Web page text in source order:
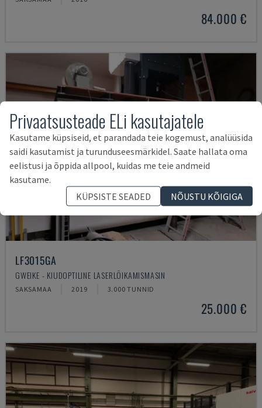
84.000 €
LF3015GA
GWEIKE - KIUDOPTILINE LASERLÕIKAMISMASIN
SAKSAMAA 2019 3.000 TUNNID
25.000 €
Privaatsusteade ELi kasutajatele
Kasutame küpsiseid, et parandada teie kogemust, analüüsida
saidi kasutamist ja turunduseesmärkidel. Saate hallata oma
eelistusi ja õppida allpool, kuidas me teie andmeid
kasutame.
KÜPSISTE SEADED
NÕUSTU KÕIGIGA